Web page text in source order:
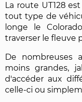
La route UT128
tout type de
longe le
traverser le fleuve
De nombreuses
moins grandes,
d'accéder aux
celle-ci ou